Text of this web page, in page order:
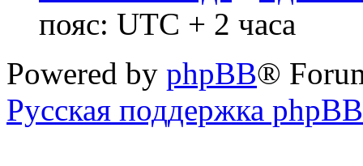
пояс: UTC + 2 часа
Powered by phpBB®
Русская поддержка phpBB